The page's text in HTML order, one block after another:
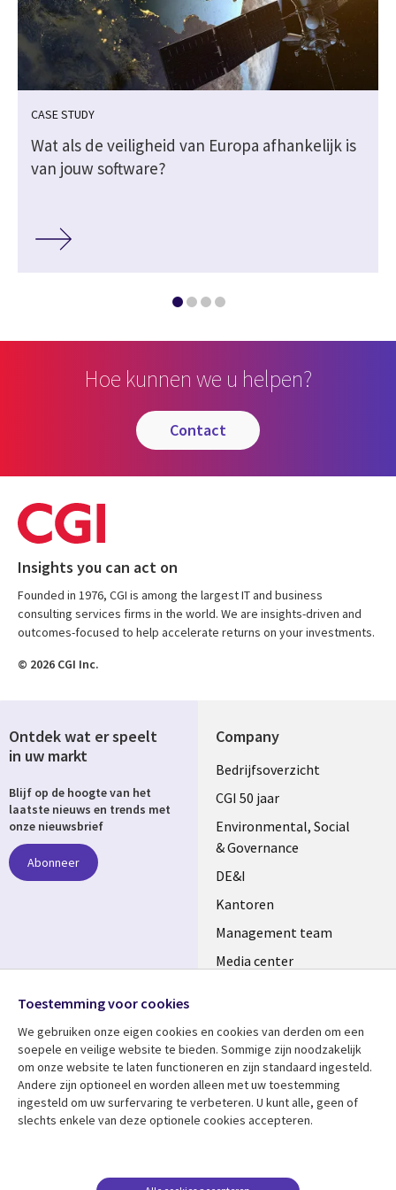
CASE STUDY
Wat als de veiligheid van Europa afhankelijk is
van jouw software?
Hoe kunnen we u helpen?
contact
Insights you can act on
Founded in 1976, CGI is among the largest IT and business
consulting services firms in the world. We are insights-driven and
outcomes-focused to help accelerate returns on your investments.
© 2026 CGI Inc.
Company
Useful
links
NETHERLANDS
Bedrijfsoverzicht
CGI 50 jaar
Environmental, Social
& Governance
DE&I
Kantoren
Management team
Media center
Bekijk meer
Library
Artikelen
Support
Legal
Disclaimer
Cookie management
Ontdek wat er speelt
in uw markt
Blijf op de hoogte van het
laatste nieuws en trends met
onze nieuwsbrief
Abonneer
Media
NETHERLANDS
Toestemming voor cookies
We gebruiken onze eigen cookies en cookies van derden om een ​​
soepele en veilige website te bieden. Sommige zijn noodzakelijk
om onze website te laten functioneren en zijn standaard ingesteld.
Andere zijn optioneel en worden alleen met uw toestemming
ingesteld om uw surfervaring te verbeteren. U kunt alle, geen of
slechts enkele van deze optionele cookies accepteren.